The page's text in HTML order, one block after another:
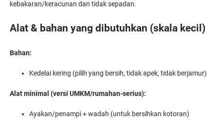
kebakaran/keracunan dan tidak sepadan.
Alat & bahan yang dibutuhkan (skala kecil)
Bahan:
Kedelai kering (pilih yang bersih, tidak apek, tidak berjamur)
Alat minimal (versi UMKM/rumahan-serius):
Ayakan/penampi + wadah (untuk bersihkan kotoran)